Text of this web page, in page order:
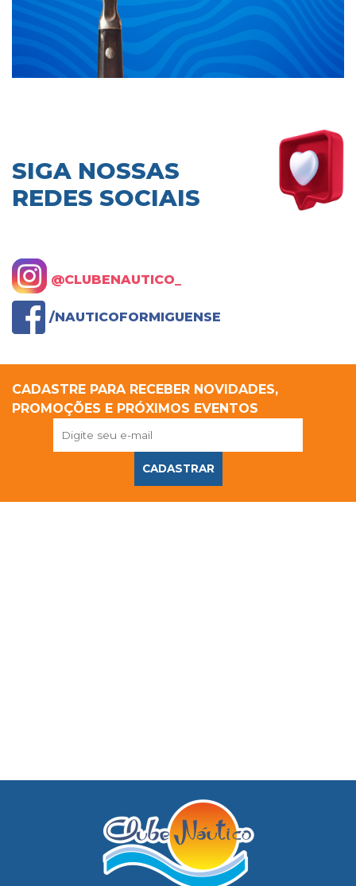
SIGA NOSSAS
REDES SOCIAIS
@CLUBENAUTICO_
/NAUTICOFORMIGUENSE
CADASTRE PARA RECEBER NOVIDADES,
PROMOÇÕES E PRÓXIMOS EVENTOS